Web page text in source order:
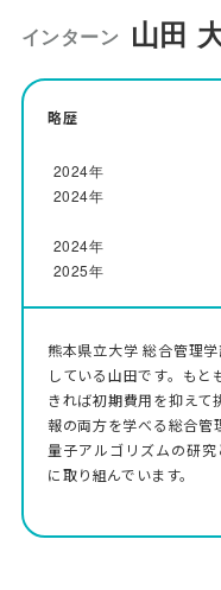
インターン 山田
略歴
2024年
2024年
2024年
2025年
熊本県立大学 総合管理
している山田です。も
きれば初期費用を抑えて
報の両方を学べる総合管
量子アルゴリズムの研
に取り組んでいます。